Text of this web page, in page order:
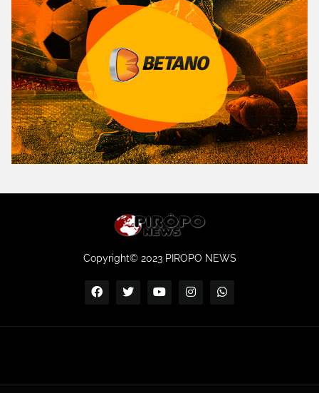
Copyright© 2023 PIROPO NEWS